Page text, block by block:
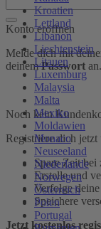
Kroatien
Lettland
Libanon
Liechtenstein
Litauen
Luxemburg
Malaysia
Malta
Mexiko
Moldawien
Monaco
Neuseeland
Niederlande
Norwegen
Österreich
Polen
Portugal
Konto eröffnen
Melde dich mit
deinemPasswort an.
Noch kein
Registriere dich
Spare Zeit
Erstelle und
Verfolge
Speichere
Jetzt kostenlos